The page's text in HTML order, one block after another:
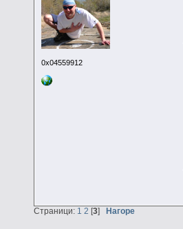
0x04559912
Страници: 1 2 [3] Нагоре